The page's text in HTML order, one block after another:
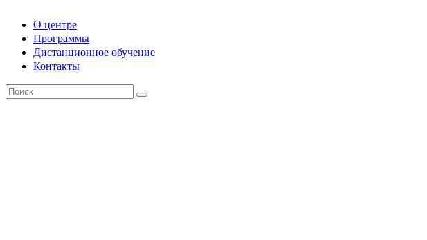
О центре
Программы
Дистанционное обучение
Контакты